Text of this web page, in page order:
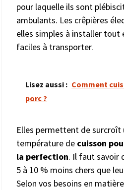
pour laquelle ils sont
ambulants. Les crêpières
elles simples à installer tout
faciles à transporter.
Lisez aussi : Comment
porc ?
Elles permettent de surcroît
température de cuisson
la perfection. Il faut savoir
5 à 10 % moins chers que
Selon vos besoins en